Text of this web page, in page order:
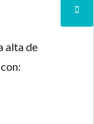
alta de